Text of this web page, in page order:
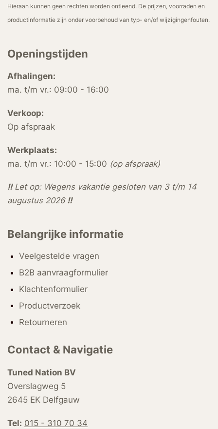
Hieraan kunnen geen rechten worden ontleend. De prijzen, voorraden en
productinformatie zijn onder voorbehoud van typ- en/of wijzigingenfouten.
Openingstijden
Afhalingen:
ma. t/m vr.: 09:00 - 16:00
Verkoop:
Op afspraak
Werkplaats:
ma. t/m vr.: 10:00 - 15:00 (op afspraak)
!!Let op: Wegens vakantie gesloten van 3 t/m 14
augustus 2026 !!
Belangrijke informatie
Veelgestelde vragen
B2B aanvraagformulier
Klachtenformulier
Productverzoek
Retourneren
Contact & Navigatie
Tuned Nation BV
Overslagweg 5
2645 EK Delfgauw
Tel: 015 - 310 70 34